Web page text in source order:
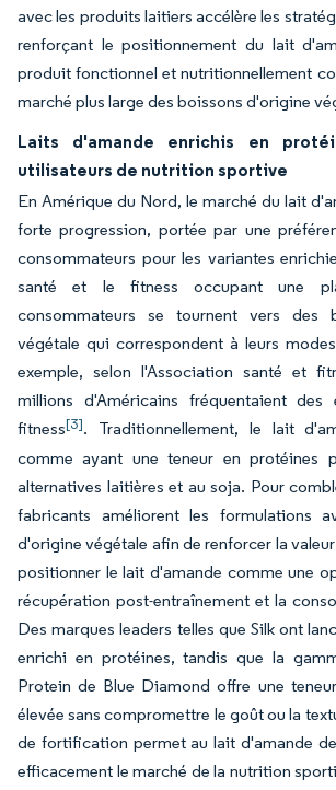
avec les produits laitiers accélère les
renforçant le positionnement du lait
produit fonctionnel et nutritionnellement
marché plus large des boissons d'origine
Laits d'amande enrichis en
utilisateurs de nutrition sportive
En Amérique du Nord, le marché du lait
forte progression, portée par une
consommateurs pour les variantes
santé et le fitness occupant une
consommateurs se tournent vers des
végétale qui correspondent à leurs
exemple, selon l'Association santé et
millions d'Américains fréquentaient des
fitness[3]. Traditionnellement, le lait
comme ayant une teneur en protéines
alternatives laitières et au soja. Pour
fabricants améliorent les formulations
d'origine végétale afin de renforcer la
positionner le lait d'amande comme une
récupération post-entraînement et la
Des marques leaders telles que Silk ont
enrichi en protéines, tandis que la
Protein de Blue Diamond offre une
élevée sans compromettre le goût ou la
de fortification permet au lait d'amande
efficacement le marché de la nutrition